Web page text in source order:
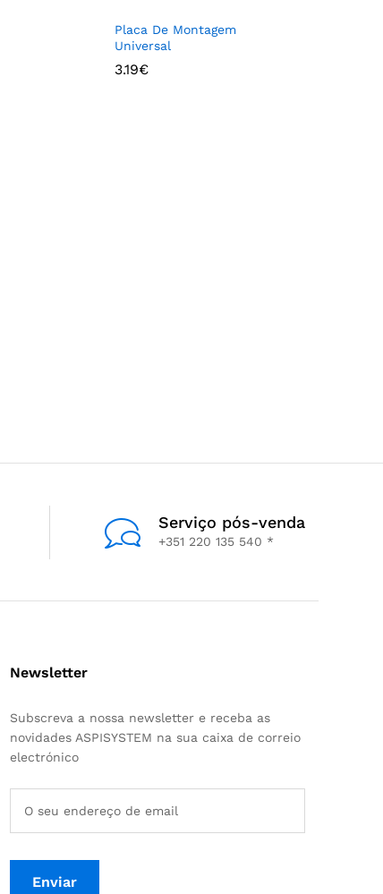
Placa De Montagem
Universal
3.19€
Serviço pós-venda
+351 220 135 540 *
Newsletter
Subscreva a nossa newsletter e receba as
novidades ASPISYSTEM na sua caixa de correio
electrónico